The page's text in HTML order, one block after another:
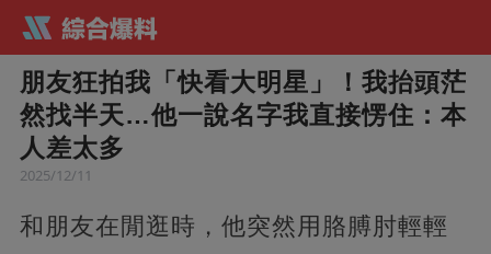
朋友狂拍我「快看大明星」！我抬頭茫
然找半天…他一說名字我直接愣住：本
人差太多
2025/12/11
和朋友在閒逛時，他突然用胳膊肘輕輕